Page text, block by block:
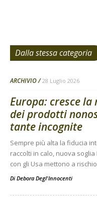
Dalla stessa categoria
ARCHIVIO 28 Luglio 2026
Europa: cresce
dei prodotti
tante incognite
Sempre più alta la fiducia
raccolti in calo, nuova soglia
con gli Usa mettono a
Di Debora Degl'Innocenti